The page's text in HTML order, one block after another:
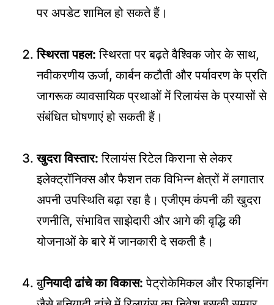
पर अपडेट शामिल हो सकते हैं।
स्थिरता पहल: स्थिरता पर बढ़ते वैश्विक जोर के साथ,
नवीकरणीय ऊर्जा, कार्बन कटौती और पर्यावरण के प्रति
जागरूक व्यावसायिक प्रथाओं में रिलायंस के प्रयासों से
संबंधित घोषणाएं हो सकती हैं।
खुदरा विस्तार: रिलायंस रिटेल किराना से लेकर
इलेक्ट्रॉनिक्स और फैशन तक विभिन्न क्षेत्रों में लगातार
अपनी उपस्थिति बढ़ा रहा है। एजीएम कंपनी की खुदरा
रणनीति, संभावित साझेदारी और आगे की वृद्धि की
योजनाओं के बारे में जानकारी दे सकती है।
बुनियादी ढांचे का विकास: पेट्रोकेमिकल और रिफाइनिंग